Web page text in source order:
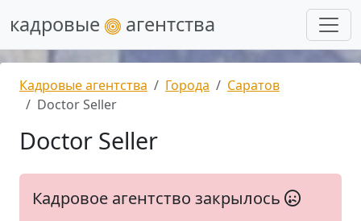
кадровые агентства
Кадровые агентства Города
Саратов
Doctor Seller
Doctor Seller
Кадровое агентство закрылось